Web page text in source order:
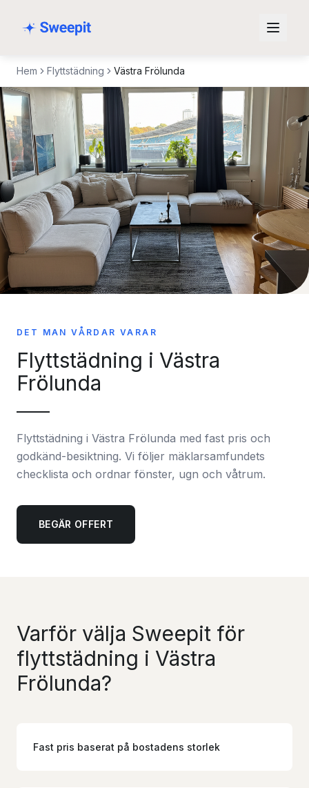
Hem Flyttstädning Västra Frölunda
DET MAN VÅRDAR VARAR
Flyttstädning i Västra
Frölunda
Flyttstädning i Västra Frölunda med fast pris och
godkänd-besiktning. Vi följer mäklarsamfundets
checklista och ordnar fönster, ugn och våtrum.
BEGÄR OFFERT
Varför välja Sweepit för
flyttstädning i Västra
Frölunda?
Fast pris baserat på bostadens storlek